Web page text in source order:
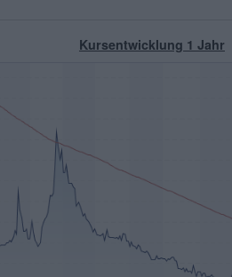
Kursentwicklung 1 Jahr